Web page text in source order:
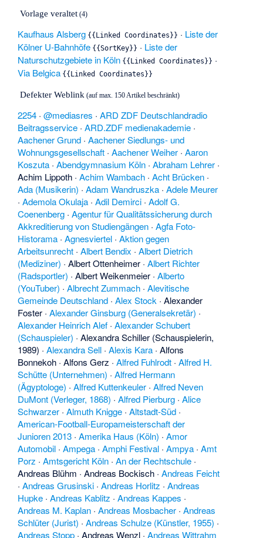
Vorlage veraltet (4)
Kaufhaus Alsberg {{ Linked Coordinates }} · Liste der
Kölner U-Bahnhöfe {{SortKey}} · Liste der
Naturschutzgebiete in Köln {{ Linked Coordinates }} ·
Via Belgica {{ Linked Coordinates }}
Defekter Weblink (auf max. 150 Artikel beschränkt)
2254 ·@mediasres ·ARD ZDF Deutschlandradio
Beitragsservice ·ARD.ZDF medienakademie ·
Aachener Grund ·Aachener Siedlungs- und
Wohnungsgesellschaft ·Aachener Weiher ·Aaron
Koszuta ·Abendgymnasium Köln ·Abraham Lehrer ·
Achim Lippoth ·Achim Wambach ·Acht Brücken ·
Ada (Musikerin) ·Adam Wandruszka ·Adele Meurer
·Ademola Okulaja ·Adil Demirci ·Adolf G.
Coenenberg ·Agentur für Qualitätssicherung durch
Akkreditierung von Studiengängen ·Agfa Foto-
Historama ·Agnesviertel ·Aktion gegen
Arbeitsunrecht ·Albert Bendix ·Albert Dietrich
(Mediziner) ·Albert Ottenheimer ·Albert Richter
(Radsportler) ·Albert Weikenmeier ·Alberto
(YouTuber) ·Albrecht Zummach ·Alevitische
Gemeinde Deutschland ·Alex Stock ·Alexander
Foster ·Alexander Ginsburg (Generalsekretär) ·
Alexander Heinrich Alef ·Alexander Schubert
(Schauspieler) ·Alexandra Schiller (Schauspielerin,
1989) ·Alexandra Sell ·Alexis Kara ·Alfons
Bonnekoh ·Alfons Gerz ·Alfred Fuhlrodt ·Alfred H.
Schütte (Unternehmen) ·Alfred Hermann
(Ägyptologe) ·Alfred Kuttenkeuler ·Alfred Neven
DuMont (Verleger, 1868) ·Alfred Pierburg ·Alice
Schwarzer ·Almuth Knigge ·Altstadt-Süd ·
American-Football-Europameisterschaft der
Junioren 2013 ·Amerika Haus (Köln) ·Amor
Automobil ·Ampega ·Amphi Festival ·Ampya ·Amt
Porz ·Amtsgericht Köln ·An der Rechtschule ·
Andreas Blühm ·Andreas Bockisch ·Andreas Feicht
·Andreas Grusinski ·Andreas Horlitz ·Andreas
Hupke ·Andreas Kablitz ·Andreas Kappes ·
Andreas M. Kaplan ·Andreas Mosbacher ·Andreas
Schlüter (Jurist) ·Andreas Schulze (Künstler, 1955) ·
Andreas Stopp ·Andreas Wenzl ·Andreas Wittrahm